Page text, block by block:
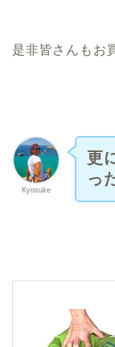
是非皆さんもお
Kyosuke
更
っ